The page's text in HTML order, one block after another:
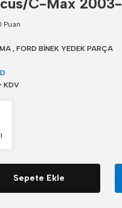
Puan
, FORD BİNEK YEDEK PARÇA
KDV
Sepete Ekle